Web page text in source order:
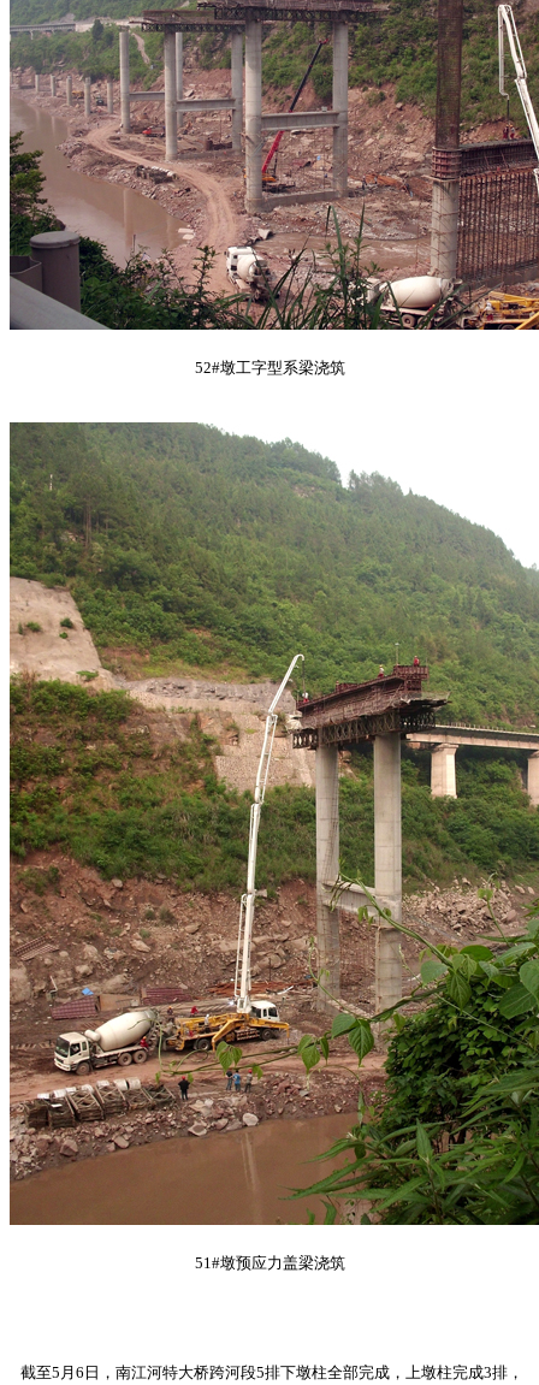
52#墩工字型系梁浇筑
51#墩预应力盖梁浇筑
截至5月6日，南江河特大桥跨河段5排下墩柱全部完成，上墩柱完成3排，